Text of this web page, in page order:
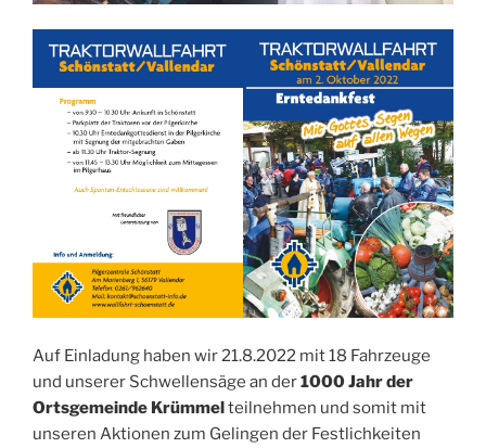
Auf Einladung haben wir 21.8.2022 mit 18 Fahrzeuge
und unserer Schwellensäge an der1000 Jahr der
Ortsgemeinde Krümmelteilnehmen und somit mit
unseren Aktionen zum Gelingen der Festlichkeiten